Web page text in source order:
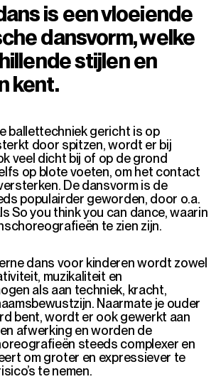
is een vloeiende
dansvorm, welke
stijlen en
kent.
ballettechniek gericht is op
door spitzen, wordt er bij
veel dicht bij of op de grond
op blote voeten, om het contact
De dansvorm is de
populairder geworden, door o.a.
So you think you can dance, waarin
te zien zijn.
dans voor kinderen wordt zowel
muzikaliteit en
als aan techniek, kracht,
Naarmate je ouder
bent, wordt er ook gewerkt aan
afwerking en worden de
steeds complexer en
om groter en expressiever te
te nemen.